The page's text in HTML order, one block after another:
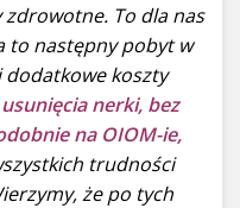
To dla nas
to następny pobyt w
koszty
nerki, bez
na OIOM-ie,
trudności
że po tych